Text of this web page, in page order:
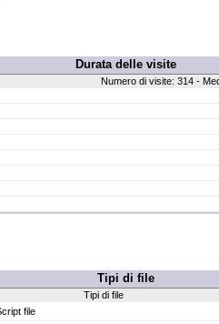
Durata delle visite
Numero di visite: 314 -
Tipi di file
Tipi di file
file